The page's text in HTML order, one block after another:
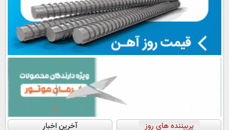
پربیننده های روز آخرین اخبار